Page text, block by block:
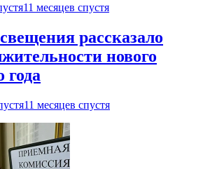
11 месяцев спустя
рассказало
нового
года
11 месяцев спустя